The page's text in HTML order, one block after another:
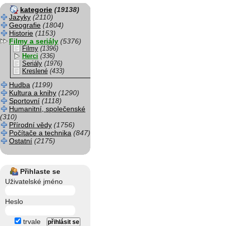
kategorie (19138)
Jazyky (2110)
Geografie (1804)
Historie (1153)
Filmy a seriály (5376)
Filmy (1396)
Herci (336)
Seriály (1976)
Kreslené (433)
Hudba (1199)
Kultura a knihy (1290)
Sportovní (1118)
Humanitní, společenské
(310)
Přírodní vědy (1756)
Počítače a technika (847)
Ostatní (2175)
Přihlaste se
Uživatelské jméno
Heslo
trvale